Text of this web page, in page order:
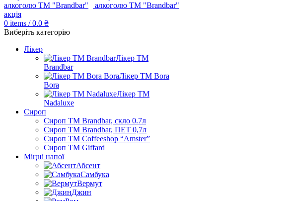
акція
0 items / 0.0 ₴
Виберіть категорію
Лікер
Лікер ТМ
Brandbar
Лікер ТМ Bora
Bora
Лікер ТМ
Nadaluxe
Сироп
Сироп TM Brandbar, скло 0.7л
Сироп TM Brandbar, ПЕТ 0,7л
Сироп TM Coffeeshop “Amster”
Сироп TM Giffard
Міцні напої
Абсент
Самбука
Вермут
Джин